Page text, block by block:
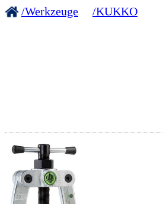
/Werkzeuge /KUKKO